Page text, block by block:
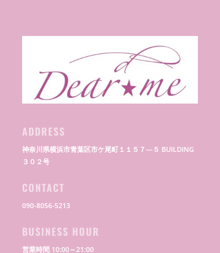
ADDRESS
神奈川県横浜市青葉区市ケ尾町１１５７―５ BUILDING
３０２号
CONTACT
090-8056-5213
BUSINESS HOUR
営業時間 10:00～21:00